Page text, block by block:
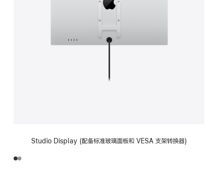
Studio Display (配备标准玻璃面板和 VESA 支架转换器)